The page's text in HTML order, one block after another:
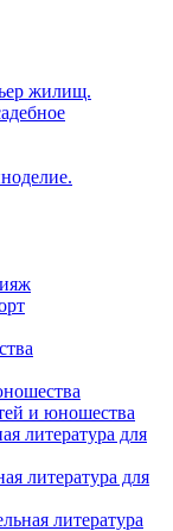
жилищ.
и юношества
литература для
литература для
литература